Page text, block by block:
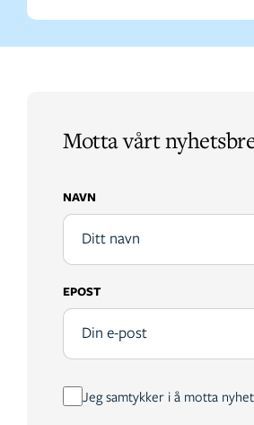
Motta vårt
NAVN
EPOST
Jeg samtykker i å motta